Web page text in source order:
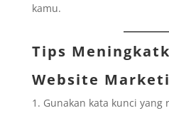
kamu.
Tips
Website
Gunakan kata kunci